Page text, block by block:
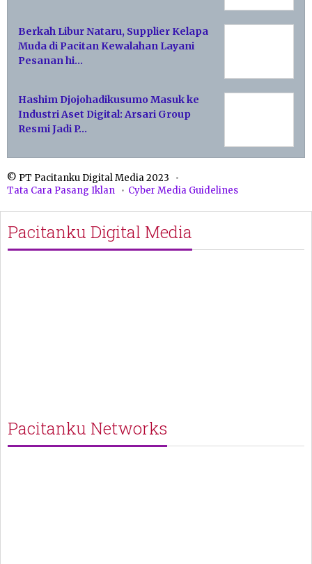
Berkah Libur Nataru, Supplier Kelapa
Muda di Pacitan Kewalahan Layani
Pesanan hi…
Hashim Djojohadikusumo Masuk ke
Industri Aset Digital: Arsari Group
Resmi Jadi P…
© PT Pacitanku Digital Media 2023
Tata Cara Pasang Iklan
Cyber Media Guidelines
Pacitanku Digital Media
Pacitanku Networks